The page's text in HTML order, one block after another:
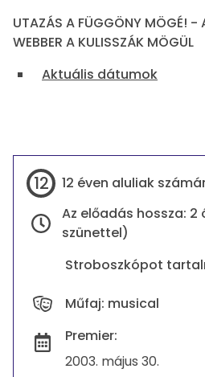
UTAZÁS A FÜGGÖNY MÖGÉ! -
WEBBER A KULISSZÁK MÖGÜL
Aktuális dátumok
Információk
12
12 éven aluliak
Az előadás hossza: 2
szünettel)
Stroboszkópot
Műfaj: musical
Premier:
2003. május 30.